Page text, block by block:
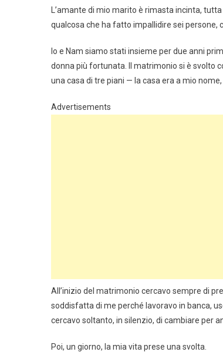
L’amante di mio marito è rimasta incinta,
qualcosa che ha fatto impallidire sei persone,
Io e Nam siamo stati insieme per due anni
donna più fortunata. Il matrimonio si è svolto
una casa di tre piani — la casa era a mio
Advertisements
All’inizio del matrimonio cercavo sempre di
soddisfatta di me perché lavoravo in banca,
cercavo soltanto, in silenzio, di cambiare per
Poi, un giorno, la mia vita prese una svolta.